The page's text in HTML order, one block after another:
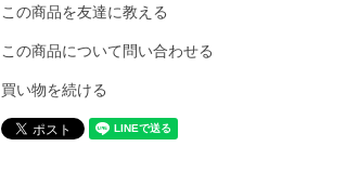
この商品を友達に教える
この商品について問い合わせる
買い物を続ける